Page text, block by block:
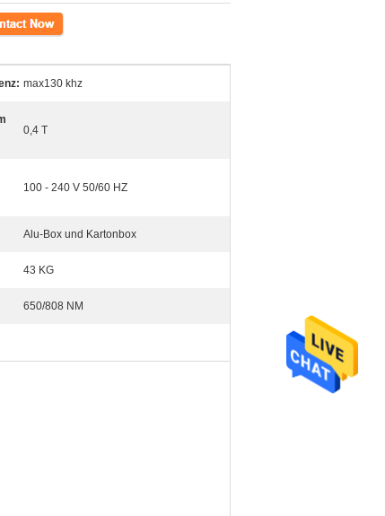
max130 khz
0,4 T
100 - 240 V 50/60 HZ
Alu-Box und Kartonbox
43 KG
650/808 NM